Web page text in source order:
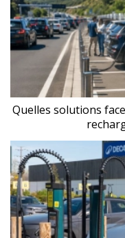
Quelles solutions